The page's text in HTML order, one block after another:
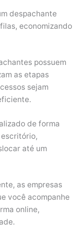
despachante
economizando
possuem
as etapas
sejam
de forma
até um
as empresas
você acompanhe
online,